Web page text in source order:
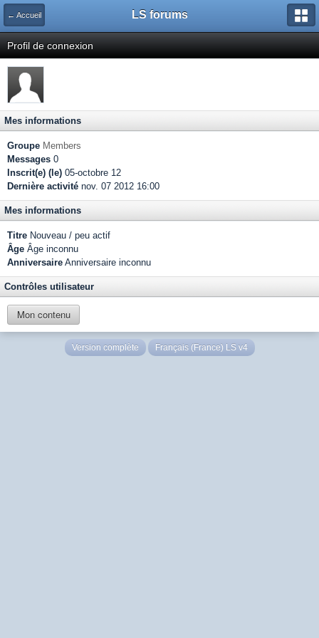
← Accueil LS forums
Profil de connexion
Mes informations
Groupe Members
Messages 0
Inscrit(e) (le) 05-octobre 12
Dernière activité nov. 07 2012 16:00
Mes informations
Titre Nouveau / peu actif
Âge Âge inconnu
Anniversaire Anniversaire inconnu
Contrôles utilisateur
Mon contenu
Version complète Français (France) LS v4